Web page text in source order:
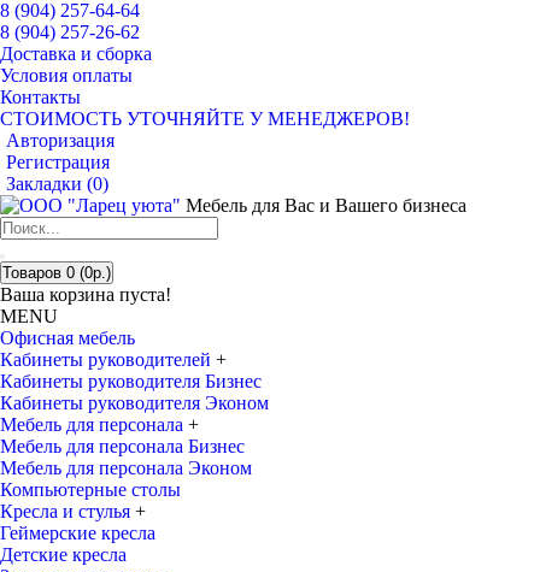
8 (904) 257-64-64
8 (904) 257-26-62
Доставка и сборка
Условия оплаты
Контакты
СТОИМОСТЬ УТОЧНЯЙТЕ У МЕНЕДЖЕРОВ!
Авторизация
Регистрация
Закладки (0)
Мебель для Вас и Вашего бизнеса
Товаров 0 (0р.)
Ваша корзина пуста!
MENU
Офисная мебель
Кабинеты руководителей +
Кабинеты руководителя Бизнес
Кабинеты руководителя Эконом
Мебель для персонала +
Мебель для персонала Бизнес
Мебель для персонала Эконом
Компьютерные столы
Кресла и стулья +
Геймерские кресла
Детские кресла